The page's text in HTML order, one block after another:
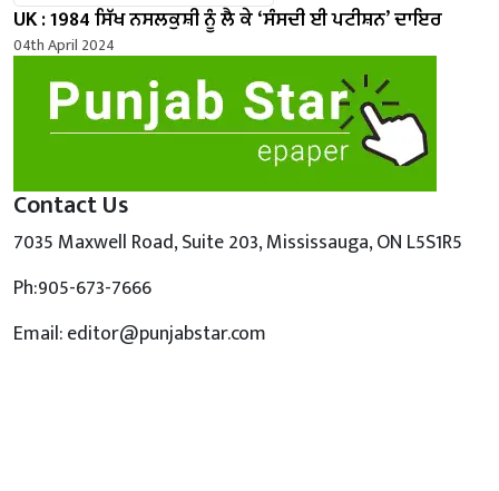
UK : 1984 ਸਿੱਖ ਨਸਲਕੁਸ਼ੀ ਨੂੰ ਲੈ ਕੇ ‘ਸੰਸਦੀ ਈ ਪਟੀਸ਼ਨ’ ਦਾਇਰ
04th April 2024
Contact Us
7035 Maxwell Road, Suite 203, Mississauga, ON L5S1R5
Ph:905-673-7666
Email: editor@punjabstar.com